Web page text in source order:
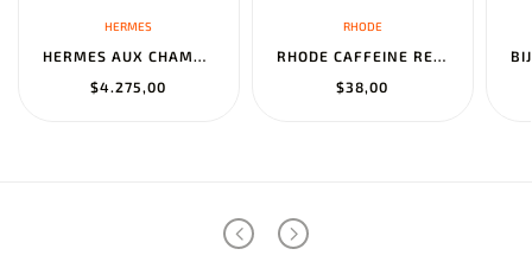
HERMES
HERMES AUX CHAMPS EN FLEURS" PANTS NOIR
$4.275,00
RHODE
RHODE CAFFEINE RESET SCULPTING CREAM MASK
$38,00